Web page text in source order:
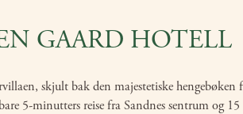
GAARD HOTELL
skjult bak den majestetiske
5-minutters reise fra Sandnes sentrum og